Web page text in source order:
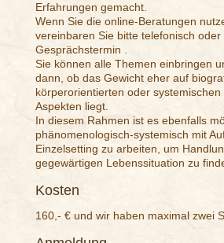
Erfahrungen gemacht.
Wenn Sie die online-Beratungen
vereinbaren Sie bitte telefonisch oder
Gesprächstermin .
Sie können alle Themen einbringen
dann, ob das Gewicht eher auf
körperorientierten oder
Aspekten liegt.
In diesem Rahmen ist es ebenfalls
phänomenologisch-systemisch mit
Einzelsetting zu arbeiten, um
gegewärtigen Lebenssituation zu
Kosten
160,- € und wir haben maximal zwei